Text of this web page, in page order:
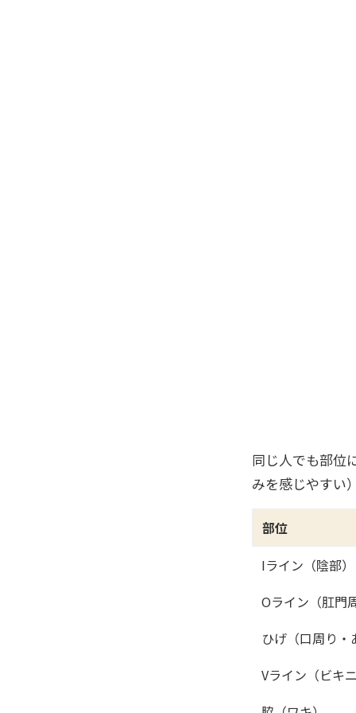
同じ人でも部位
みを感じやすい
部位
Iライン（陰部）
Oライン（肛門
ひげ（口周り・
Vライン（ビキ